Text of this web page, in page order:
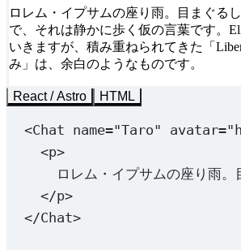
ロレム・イプサムの座り雨。目まぐる
で、それは静かに歩く仮の言葉です。
いきますが、積み重ねられてきた「
み」は、余白のようなものです。
React / Astro HTML
<Chat name="Taro" avatar=
<p>
ロレム・イプサムの座り雨
</p>
</Chat>